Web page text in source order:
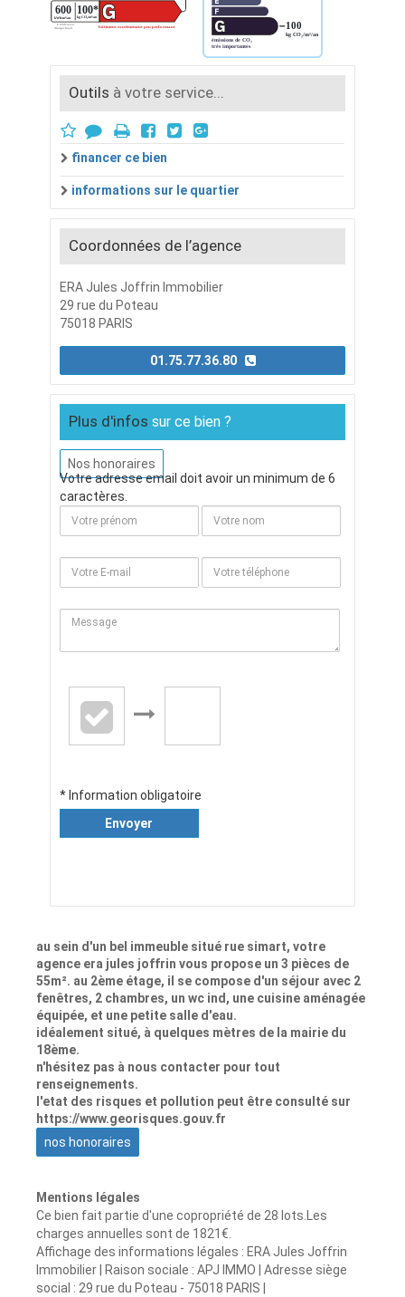
Outils à votre service...
financer ce bien
informations sur le quartier
Coordonnées de l’agence
ERA Jules Joffrin Immobilier
29 rue du Poteau
75018 PARIS
Plus d'infos sur ce bien ?
Nos honoraires
Votre adresse email doit avoir un minimum de 6
caractères.
* Information obligatoire
Envoyer
au sein d'un bel immeuble situé rue simart, votre
agence era jules joffrin vous propose un 3 pièces de
55m². au 2ème étage, il se compose d'un séjour avec 2
fenêtres, 2 chambres, un wc ind, une cuisine aménagée
équipée, et une petite salle d'eau.
idéalement situé, à quelques mètres de la mairie du
18ème.
n'hésitez pas à nous contacter pour tout
renseignements.
l'etat des risques et pollution peut être consulté sur
https://www.georisques.gouv.fr
nos honoraires
Mentions légales
Ce bien fait partie d'une copropriété de 28 lots.Les
charges annuelles sont de 1821€.
Affichage des informations légales : ERA Jules Joffrin
Immobilier | Raison sociale : APJ IMMO | Adresse siège
social : 29 rue du Poteau - 75018 PARIS |